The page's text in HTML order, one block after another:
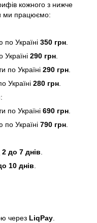
кожного з нижче
ми працюємо:
Україні 350 грн.
290 грн.
по Україні 290 грн.
Україні 280 грн.
:
по Україні 690 грн.
Україні 790 грн.
2 до 7 днів.
10 днів.
через LiqPay.